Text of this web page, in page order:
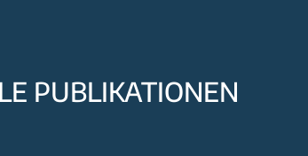
PUBLIKATIONEN